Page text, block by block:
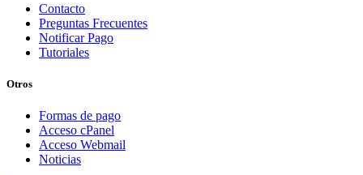
Contacto
Preguntas Frecuentes
Notificar Pago
Tutoriales
Otros
Formas de pago
Acceso cPanel
Acceso Webmail
Noticias